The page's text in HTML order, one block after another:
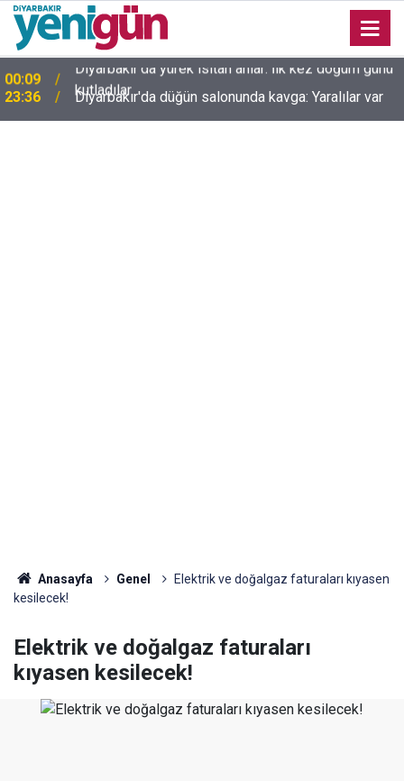
23:36 Diyarbakır'da düğün salonunda kavga: Yaralılar var
Anasayfa Genel
Elektrik ve doğalgaz faturaları kıyasen
kesilecek!
Elektrik ve doğalgaz faturaları
kıyasen kesilecek!